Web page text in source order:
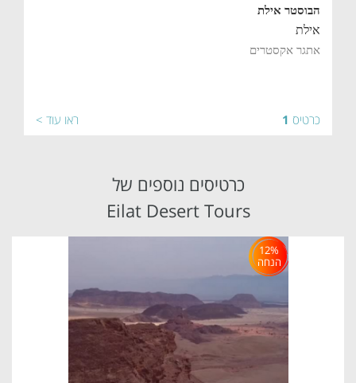
הבוסטר אילת
אילת
אתגר אקסטרים
כרטיס 1 ראו עוד >
כרטיסים נוספים של
Eilat Desert Tours
12%
הנחה